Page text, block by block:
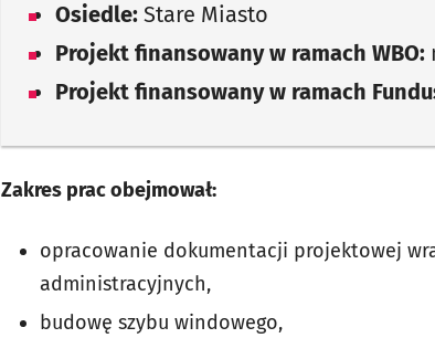
Osiedle: Stare Miasto
Projekt finansowany w ramach WBO:
Projekt finansowany w ramach
Zakres prac obejmował:
opracowanie dokumentacji projektowej
administracyjnych,
budowę szybu windowego,